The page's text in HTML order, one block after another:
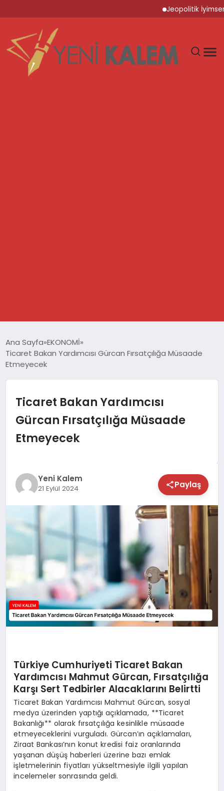
Jeopolitik İyimserlik
YAŞAM
SAĞLIK
Ana Sayfa EKONOMİ
Ticaret Bakan Yardımcısı Gürcan Fırsatçılığa Müsaade
Etmeyecek
Ticaret Bakan Yardımcısı
Gürcan Fırsatçılığa Müsaade
Etmeyecek
Yeni Kalem
21 Eylül 2024 Paylaş
Türkiye Cumhuriyeti Ticaret Bakan
Yardımcısı Mahmut Gürcan, Fırsatçılığa
Karşı Sert Tedbirler Alacaklarını Belirtti
Ticaret Bakan Yardımcısı Mahmut Gürcan, sosyal
medya üzerinden yaptığı açıklamada, **Ticaret
Bakanlığı** olarak fırsatçılığa kesinlikle müsaade
etmeyeceklerini vurguladı. Gürcan’ın açıklamaları,
Ziraat Bankası’nın konut kredisi faiz oranlarında
yaşanan düşüş haberleri üzerine bazı emlak
işletmelerinin fiyatları yükseltmesiyle ilgili yapılan
incelemeler sonrasında geldi.